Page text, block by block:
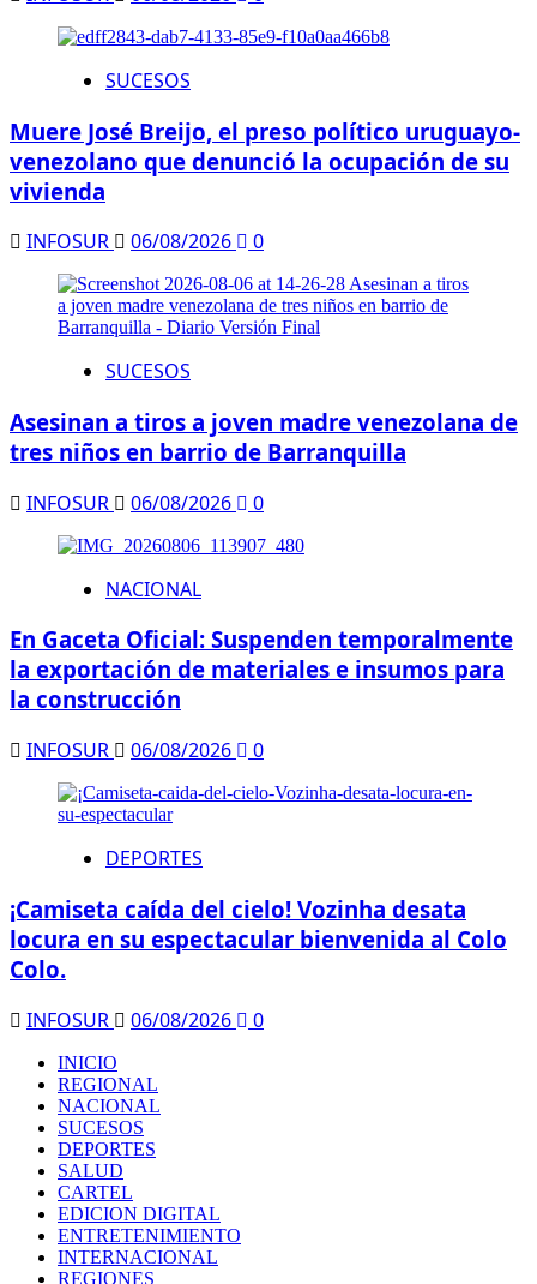
SUCESOS
Muere José Breijo, el preso político uruguayo-
venezolano que denunció la ocupación de su
vivienda
INFOSUR 06/08/2026 0
SUCESOS
Asesinan a tiros a joven madre venezolana de
tres niños en barrio de Barranquilla
INFOSUR 06/08/2026 0
NACIONAL
En Gaceta Oficial: Suspenden temporalmente
la exportación de materiales e insumos para
la construcción
INFOSUR 06/08/2026 0
DEPORTES
¡Camiseta caída del cielo! Vozinha desata
locura en su espectacular bienvenida al Colo
Colo.
INFOSUR 06/08/2026 0
INICIO
REGIONAL
NACIONAL
SUCESOS
DEPORTES
SALUD
CARTEL
EDICION DIGITAL
ENTRETENIMIENTO
INTERNACIONAL
REGIONES